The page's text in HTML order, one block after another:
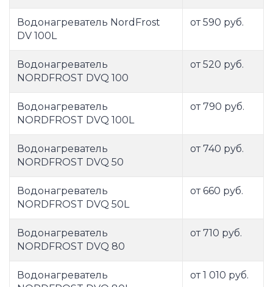
Водонагреватель NordFrost
DV 100L
от 590 руб.
Водонагреватель
NORDFROST DVQ 100
от 520 руб.
Водонагреватель
NORDFROST DVQ 100L
от 790 руб.
Водонагреватель
NORDFROST DVQ 50
от 740 руб.
Водонагреватель
NORDFROST DVQ 50L
от 660 руб.
Водонагреватель
NORDFROST DVQ 80
от 710 руб.
Водонагреватель
от 1 010 руб.